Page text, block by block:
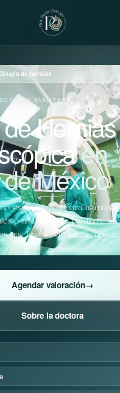
de hernias
AVANZADA
Hernias
en
México
especializado para hernias
o abdominales, mediante
que favorecen una
Agendar valoración→
Sobre la doctora